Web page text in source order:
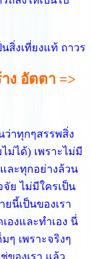
สิ่งเที่ยงแท้ ถาวร
ง อัตตา =>
ว่าทุกๆสรรพสิ่ง
ได้) เพราะไม่มี
ละทุกอย่างล้วน
ย ไม่มีใครเป็น
นี้เป็นของเรา
เองและทำเอง นี่
ๆ เพราะจริงๆ